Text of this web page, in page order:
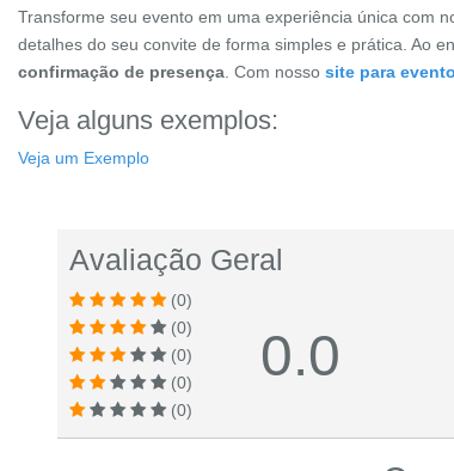
Transforme seu evento em uma experiência única com
detalhes do seu convite de forma simples e prática. Ao
confirmação de presença . Com nosso site para
Veja alguns exemplos:
Veja um Exemplo
Avaliação Geral
(0)
(0)
(0)
(0)
(0)
0.0